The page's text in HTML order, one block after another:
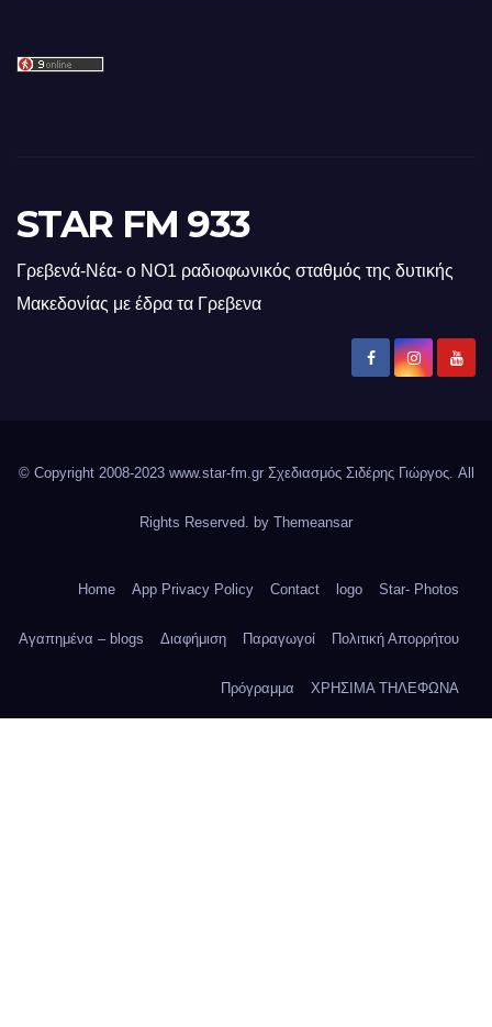
STAR FM 933
Γρεβενά-Νέα- ο ΝΟ1 ραδιοφωνικός σταθμός της δυτικής
Μακεδονίας με έδρα τα Γρεβενα
© Copyright 2008-2023 www.star-fm.gr Σχεδιασμός Σιδέρης Γιώργος. All
Rights Reserved. by Themeansar
Home App Privacy Policy Contact logo Star- Photos
Αγαπημένα – blogs Διαφήμιση Παραγωγοί Πολιτική Απορρήτου
Πρόγραμμα ΧΡΗΣΙΜΑ ΤΗΛΕΦΩΝΑ